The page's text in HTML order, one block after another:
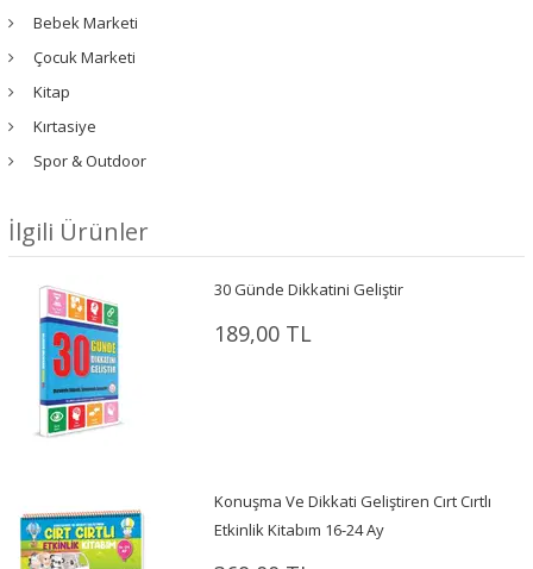
Bebek Marketi
Çocuk Marketi
Kitap
Kırtasiye
Spor & Outdoor
İlgili Ürünler
30 Günde Dikkatini Geliştir
189,00 TL
Konuşma Ve Dikkati Geliştiren Cırt Cırtlı
Etkinlik Kitabım 16-24 Ay